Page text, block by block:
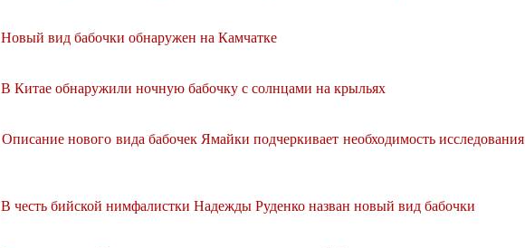
Новый вид бабочки обнаружен на Камчатке
В Китае обнаружили ночную бабочку с солнцами на крыльях
Описание нового вида бабочек Ямайки подчеркивает необходимость исследования
В честь бийской нимфалистки Надежды Руденко назван новый вид бабочки